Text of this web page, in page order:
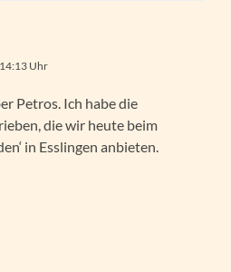
Uhr
Petros. Ich habe die
die wir heute beim
in Esslingen anbieten.